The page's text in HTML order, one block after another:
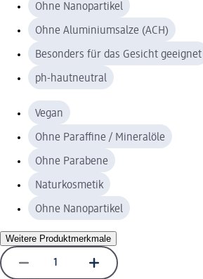
Ohne Nanopartikel
Ohne Aluminiumsalze (ACH)
Besonders für das Gesicht geeignet
ph-hautneutral
Vegan
Ohne Paraffine / Mineralöle
Ohne Parabene
Naturkosmetik
Ohne Nanopartikel
Weitere Produktmerkmale